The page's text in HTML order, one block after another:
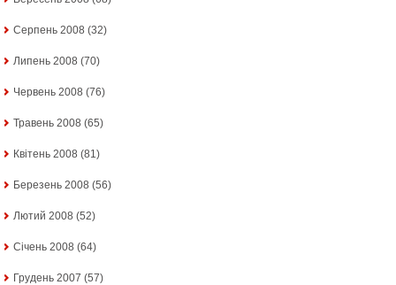
Серпень 2008 (32)
Липень 2008 (70)
Червень 2008 (76)
Травень 2008 (65)
Квітень 2008 (81)
Березень 2008 (56)
Лютий 2008 (52)
Січень 2008 (64)
Грудень 2007 (57)